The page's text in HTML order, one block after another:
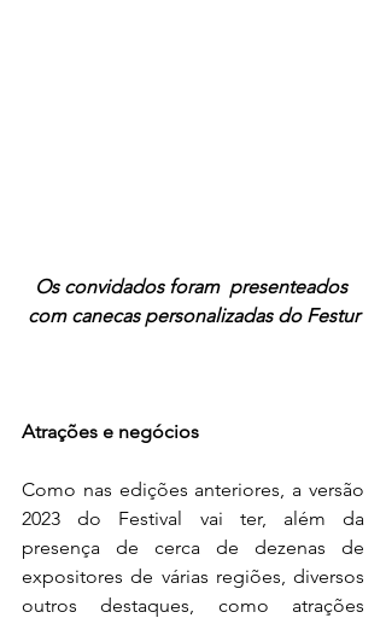
Os convidados foram  presenteados
com canecas personalizadas do Festur
Atrações e negócios
Como nas edições anteriores, a versão
2023 do Festival vai ter, além da
presença de cerca de dezenas de
expositores de várias regiões, diversos
outros destaques, como atrações